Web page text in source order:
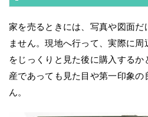
家を売るときには、写真や図面
ません。現地へ行って、実際に
をじっくりと見た後に購入する
産であっても見た目や第一印象
ん。